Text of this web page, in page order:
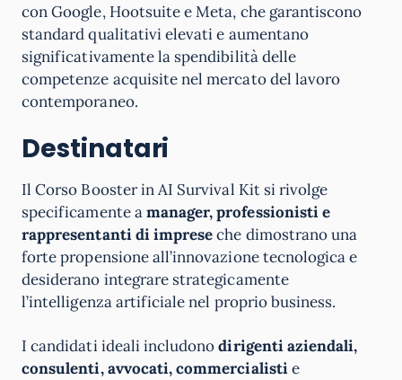
con Google, Hootsuite e Meta, che garantiscono
standard qualitativi elevati e aumentano
significativamente la spendibilità delle
competenze acquisite nel mercato del lavoro
contemporaneo.
Destinatari
Il Corso Booster in AI Survival Kit si rivolge
specificamente amanager, professionisti e
rappresentanti di impreseche dimostrano una
forte propensione all’innovazione tecnologica e
desiderano integrare strategicamente
l’intelligenza artificiale nel proprio business.
I candidati ideali includonodirigenti aziendali,
consulenti, avvocati, commercialistie